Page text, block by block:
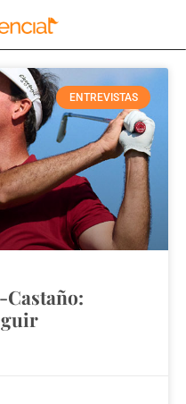
ENTREVISTAS
Castaño: